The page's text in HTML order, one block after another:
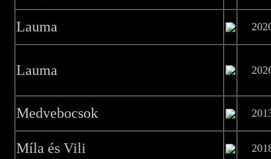
Lauma
Lauma
Medvebocsok
Míla és Vili